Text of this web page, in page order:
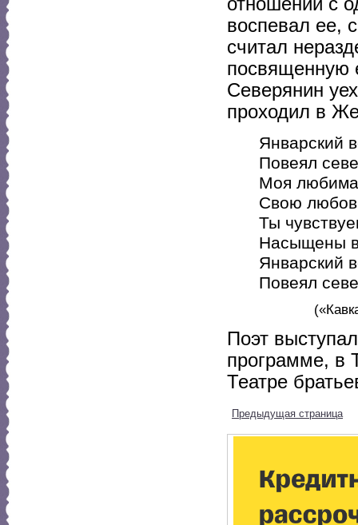
воспевал ее,
считал
посвященную
Северянин
проходил в
Январский
Повеял
Моя
Свою
Ты
Насыщены
Январский
Повеял
Поэт
программе, в
Театре
Предыдущая страница